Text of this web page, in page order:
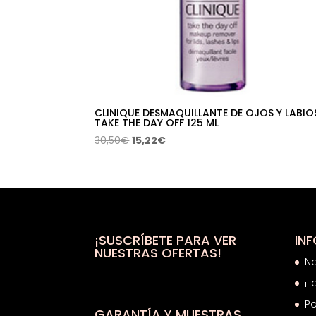
CLINIQUE DESMAQUILLANTE DE OJOS Y
TAKE THE DAY OFF 125 ML
30,50€El
era:
15,22€El
es:
¡SUSCRÍBETE PARA VER
NUESTRAS OFERTAS!